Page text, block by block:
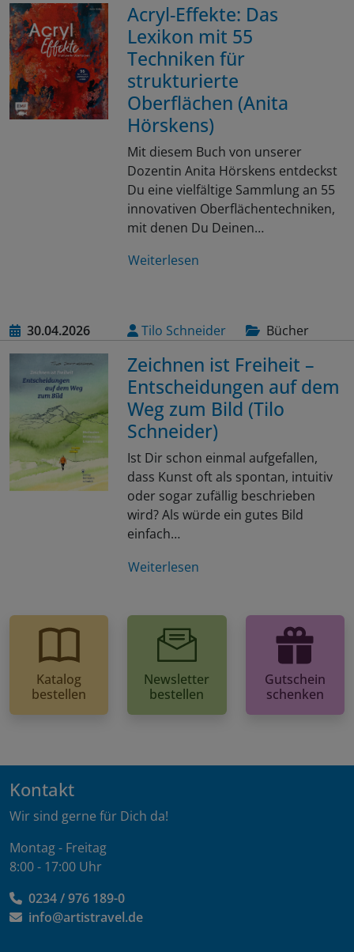
Acryl-Effekte: Das
Lexikon mit 55
Techniken für
strukturierte
Oberflächen (Anita
Hörskens)
Mit diesem Buch von unserer
Dozentin Anita Hörskens entdeckst
Du eine vielfältige Sammlung an 55
innovativen Oberflächentechniken,
mit denen Du Deinen…
Weiterlesen
30.04.2026 Tilo Schneider Bücher
Zeichnen ist Freiheit –
Entscheidungen auf dem
Weg zum Bild (Tilo
Schneider)
Ist Dir schon einmal aufgefallen,
dass Kunst oft als spontan, intuitiv
oder sogar zufällig beschrieben
wird? Als würde ein gutes Bild
einfach…
Weiterlesen
Katalog
bestellen
Newsletter
bestellen
Gutschein
schenken
Kontakt
Wir sind gerne für Dich da!
Montag - Freitag
8:00 - 17:00 Uhr
0234 / 976 189-0
info@artistravel.de